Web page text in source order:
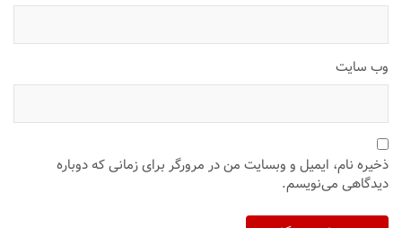
وب‌ سایت
ذخیره نام، ایمیل و وبسایت من در مرورگر برای زمانی که دوباره
دیدگاهی می‌نویسم.